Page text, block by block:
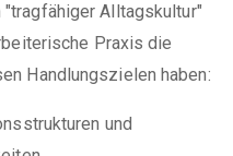
Alltagskultur"
Praxis die
Handlungszielen haben:
und